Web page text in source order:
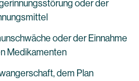
oder der
oder der Einnahme
Medikamenten
dem Plan